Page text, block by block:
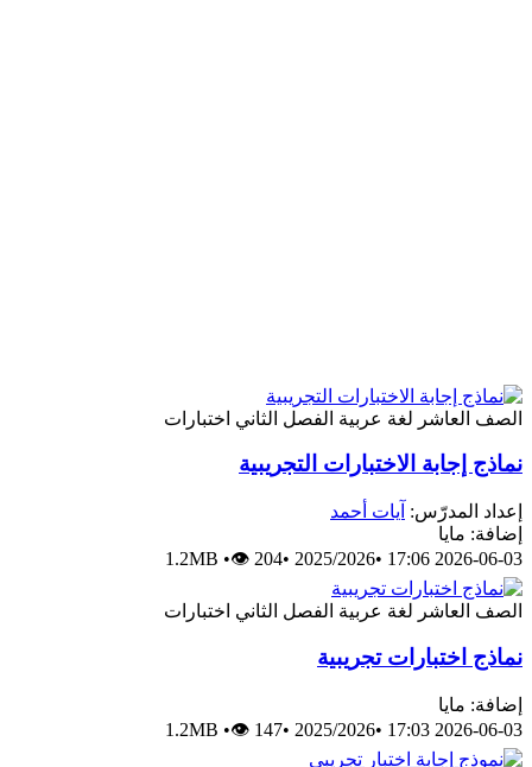
الصف العاشر لغة عربية الفصل الثاني اختبارات
نماذج إجابة الاختبارات التجريبية
إعداد المدرّس: آيات أحمد
إضافة: مايا
2026-06-03 17:06
•
2025/2026
•
1.2MB •👁 204
الصف العاشر لغة عربية الفصل الثاني اختبارات
نماذج اختبارات تجريبية
إضافة: مايا
2026-06-03 17:03
•
2025/2026
•
1.2MB •👁 147